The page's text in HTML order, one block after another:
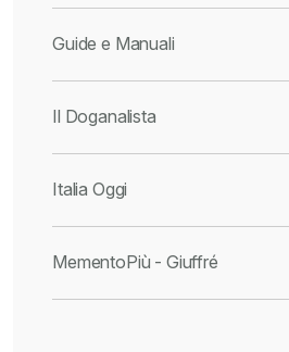
Guide e Manuali
Il Doganalista
Italia Oggi
MementoPiù - Giuffré